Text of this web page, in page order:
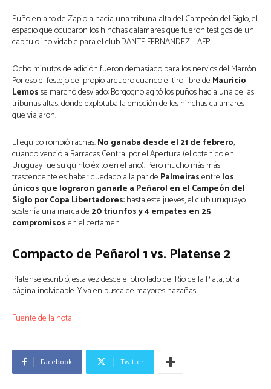
Puño en alto de Zapiola hacia una tribuna alta del Campeón del Siglo, el
espacio que ocuparon los hinchas calamares que fueron testigos de un
capítulo inolvidable para el club.DANTE FERNANDEZ – AFP
Ocho minutos de adición fueron demasiado para los nervios del Marrón.
Por eso el festejo del propio arquero cuando el tiro libre de Mauricio
Lemosse marchó desviado: Borgogno agitó los puños hacia una de las
tribunas altas, donde explotaba la emoción de los hinchas calamares
que viajaron.
El equipo rompió rachas.No ganaba desde el 21 de febrero,
cuando venció a Barracas Central por el Apertura (el obtenido en
Uruguay fue su quinto éxito en el año). Pero mucho más más
trascendente es haber quedado a la par de Palmeirasentre los
únicos que lograron ganarle a Peñarol en el Campeón del
Siglo por Copa Libertadores: hasta este jueves, el club uruguayo
sostenía una marca de 20 triunfos y 4 empates en 25
compromisosen el certamen.
Compacto de Peñarol 1 vs. Platense 2
Platense escribió, esta vez desde el otro lado del Río de la Plata, otra
página inolvidable. Y va en busca de mayores hazañas.
Fuente de la nota
Facebook Twitter